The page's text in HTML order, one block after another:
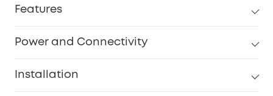
Features
Power and Connectivity
Installation